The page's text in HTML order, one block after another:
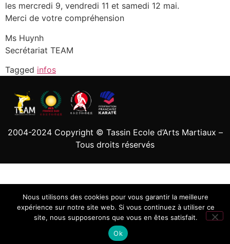
les mercredi 9, vendredi 11 et samedi 12 mai.
Merci de votre compréhension
Ms Huynh
Secrétariat TEAM
Tagged infos
2004-2024 Copyright © Tassin Ecole d’Arts Martiaux –
Tous droits réservés
Nous utilisons des cookies pour vous garantir la meilleure
expérience sur notre site web. Si vous continuez à utiliser ce
site, nous supposerons que vous en êtes satisfait.
Ok